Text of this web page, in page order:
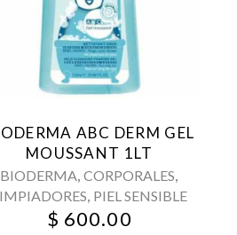
ABC DERM GEL
MOUSSANT 1LT
BIODERMA,CORPORALES,
, PIEL SENSIBLE
$ 600.00